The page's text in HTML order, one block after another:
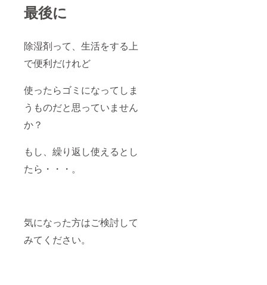
最後に
除湿剤って、生活をする上
で便利だけれど
使ったらゴミになってしま
うものだと思っていません
か？
もし、繰り返し使えるとし
たら・・・。
気になった方はご検討して
みてください。